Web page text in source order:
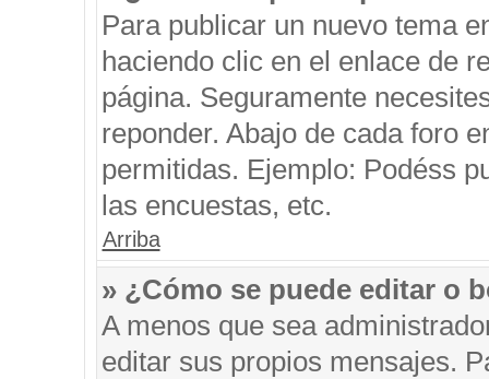
Para publicar un nuevo tema
haciendo clic en el enlace de
página. Seguramente
reponder. Abajo de cada foro
permitidas. Ejemplo: Podéss
las encuestas, etc.
Arriba
» ¿Cómo se puede editar o
A menos que sea
editar sus propios mensajes.